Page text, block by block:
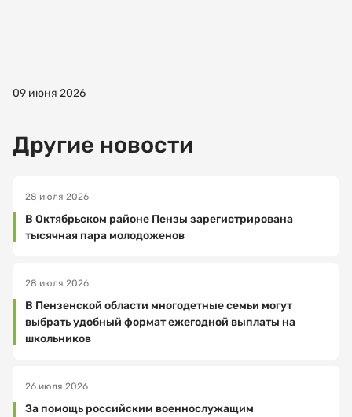
09 июня 2026
Другие новости
28 июля 2026
В Октябрьском районе Пензы зарегистрирована
тысячная пара молодоженов
28 июля 2026
В Пензенской области многодетные семьи могут
выбрать удобный формат ежегодной выплаты на
школьников
26 июля 2026
За помощь российским военнослужащим